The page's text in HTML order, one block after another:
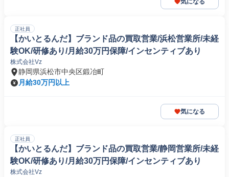
気になる
正社員
【かいとるんだ】ブランド品の買取営業/浜松営業所/未経
験OK/研修あり/月給30万円保障/インセンティブあり
株式会社Vz
静岡県浜松市中央区鍛冶町
月給30万円以上
気になる
正社員
【かいとるんだ】ブランド品の買取営業/静岡営業所/未経
験OK/研修あり/月給30万円保障/インセンティブあり
株式会社Vz